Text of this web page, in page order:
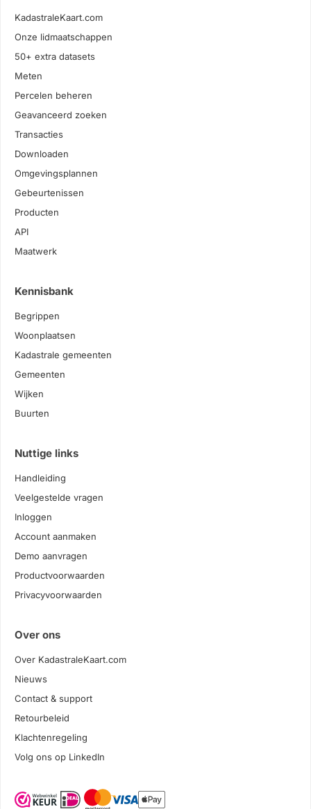
KadastraleKaart.com
Onze lidmaatschappen
50+ extra datasets
Meten
Percelen beheren
Geavanceerd zoeken
Transacties
Downloaden
Omgevingsplannen
Gebeurtenissen
Producten
API
Maatwerk
Kennisbank
Begrippen
Woonplaatsen
Kadastrale gemeenten
Gemeenten
Wijken
Buurten
Nuttige links
Handleiding
Veelgestelde vragen
Inloggen
Account aanmaken
Demo aanvragen
Productvoorwaarden
Privacyvoorwaarden
Over ons
Over KadastraleKaart.com
Nieuws
Contact & support
Retourbeleid
Klachtenregeling
Volg ons op LinkedIn